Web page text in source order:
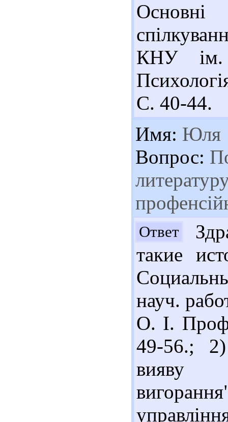
КНУ ім.
С. 40-44.
Имя: Юля
Вопрос:
Ответ
такие
науч.
О. І.
49-56.;
вияву